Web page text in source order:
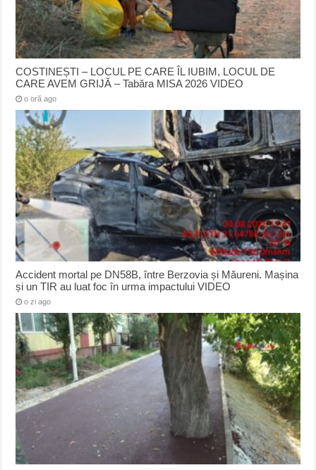
COSTINEȘTI – LOCUL PE CARE ÎL IUBIM, LOCUL DE
CARE AVEM GRIJĂ – Tabăra MISA 2026 VIDEO
o oră ago
Accident mortal pe DN58B, între Berzovia și Măureni. Mașina
și un TIR au luat foc în urma impactului VIDEO
o zi ago